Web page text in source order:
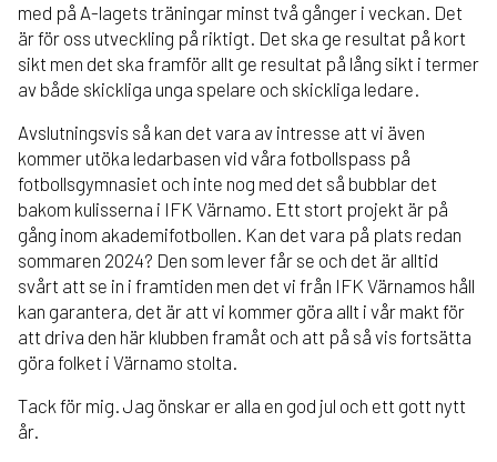
med på A-lagets träningar minst två gånger i veckan. Det
är för oss utveckling på riktigt. Det ska ge resultat på kort
sikt men det ska framför allt ge resultat på lång sikt i termer
av både skickliga unga spelare och skickliga ledare.
Avslutningsvis så kan det vara av intresse att vi även
kommer utöka ledarbasen vid våra fotbollspass på
fotbollsgymnasiet och inte nog med det så bubblar det
bakom kulisserna i IFK Värnamo. Ett stort projekt är på
gång inom akademifotbollen. Kan det vara på plats redan
sommaren 2024? Den som lever får se och det är alltid
svårt att se in i framtiden men det vi från IFK Värnamos håll
kan garantera, det är att vi kommer göra allt i vår makt för
att driva den här klubben framåt och att på så vis fortsätta
göra folket i Värnamo stolta.
Tack för mig. Jag önskar er alla en god jul och ett gott nytt
år.